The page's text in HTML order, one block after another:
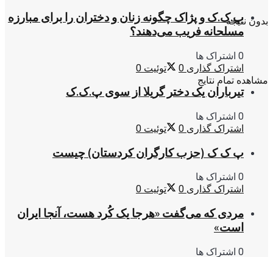
بدون نتیجه
مشاهده تمام نتایج
پ.ک.ک و پژاک چگونه زنان و دختران را برای مبارزه
مسلحانه فریب می‌دهند؟
0 اشتراک ها
اشتراک گذاری 0 توئیت 0
تیرباران یک دختر گریلا از سوی پ.ک.ک
0 اشتراک ها
اشتراک گذاری 0 توئیت 0
پ ک ک (حزب کارگران کردستان) چیست
0 اشتراک ها
اشتراک گذاری 0 توئیت 0
مردی که می‌گفت «هرجا یک کُرد هست، آنجا ایران
است»
0 اشتراک ها